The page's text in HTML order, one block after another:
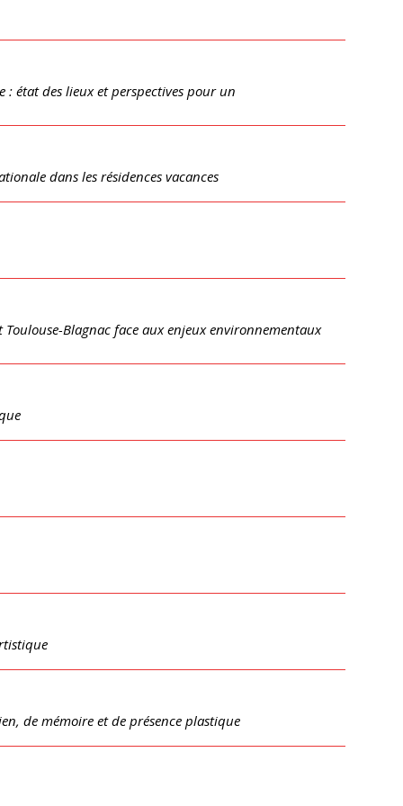
état des lieux et perspectives pour un
dans les résidences vacances
Blagnac face aux enjeux environnementaux
de mémoire et de présence plastique